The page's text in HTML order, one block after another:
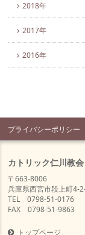
2018年
2017年
2016年
プライバシーポリシー
カトリック仁川教会
〒663-8006
兵庫県西宮市段上町4-
TEL 0798-51-0176
FAX 0798-51-9863
トップページ